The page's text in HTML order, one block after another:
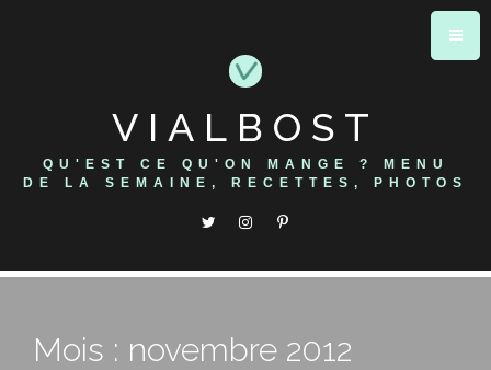
VIALBOST
QU'EST CE QU'ON MANGE ? MENU
DE LA SEMAINE, RECETTES, PHOTOS
Mois : novembre 2012